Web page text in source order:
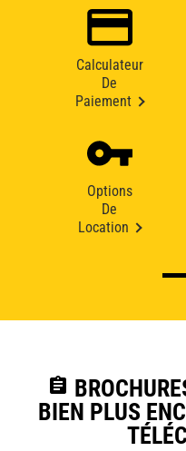
Calculateur
De
Paiement
Options
De
Location
assignment
BIEN PLUS